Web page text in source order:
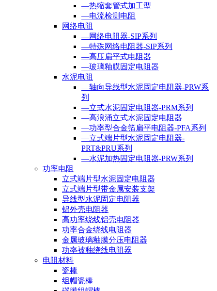
—热缩套管式加工型
—电流检测电阻
网络电阻
—网络电阻器-SIP系列
—特殊网络电阻器-SIP系列
—高压扁平式电阻器
—玻璃釉膜固定电阻器
水泥电阻
—轴向导线型水泥固定电阻器-PRW系
列
—立式水泥固定电阻器-PRM系列
—高浪涌立式水泥固定电阻器
—功率型合金箔扁平电阻器-PFA系列
—立式端片型水泥固定电阻器-
PRT&PRU系列
—水泥加热固定电阻器-PRW系列
功率电阻
立式端片型水泥固定电阻器
立式端片型带金属安装支架
导线型水泥固定电阻器
铝外壳电阻器
高功率绕线铝壳电阻器
功率合金绕线电阻器
金属玻璃釉膜分压电阻器
功率被釉绕线电阻器
电阻材料
瓷棒
组帽瓷棒